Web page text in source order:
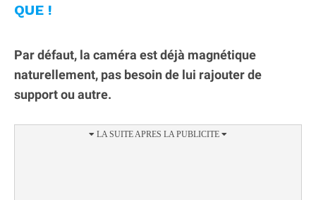
QUE !
Par défaut, la caméra est déjà magnétique
naturellement, pas besoin de lui rajouter de
support ou autre.